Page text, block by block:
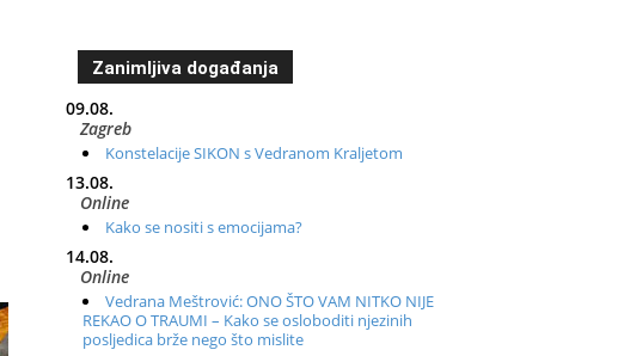
Zanimljiva događanja
09.08.
Zagreb
Konstelacije SIKON s Vedranom Kraljetom
13.08.
Online
Kako se nositi s emocijama?
14.08.
Online
Vedrana Meštrović: ONO ŠTO VAM NITKO NIJE
REKAO O TRAUMI – Kako se osloboditi njezinih
posljedica brže nego što mislite